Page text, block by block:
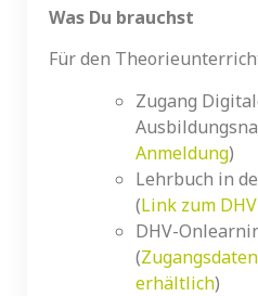
Was Du brauchst
Für den
Zugang
Anmeldung)
Lehrbuch in
(Link zum
DHV-
(
erhältlich)